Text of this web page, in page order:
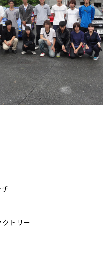
チ
クトリー